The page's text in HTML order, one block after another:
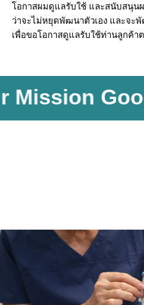
โอกาสผมดูแลรับใช้ และสนับสนุ
ว่าจะไม่หยุดพัฒนาตัวเอง และจะ
เพื่อขอโอกาสดูแลรับใช้ท่านลูกค้
Good